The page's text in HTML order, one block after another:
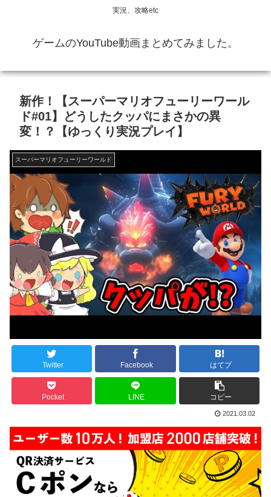
実況、攻略etc
ゲームのYouTube動画まとめてみました。
新作！【スーパーマリオフューリーワール
ド#01】どうしたクッパにまさかの異
変！？【ゆっくり実況プレイ】
スーパーマリオフューリーワールド
Twitter Facebook はてブ
Pocket LINE コピー
2021.03.02